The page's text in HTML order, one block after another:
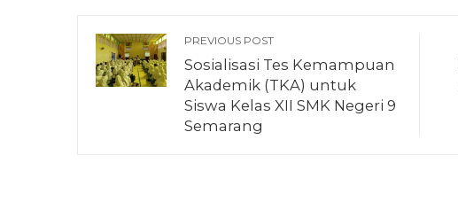
PREVIOUS POST
Sosialisasi Tes Kemampuan
Akademik (TKA) untuk
Siswa Kelas XII SMK Negeri 9
Semarang